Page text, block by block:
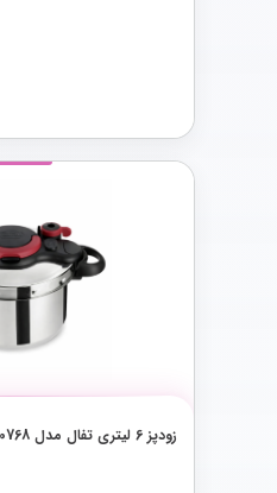
زودپز 6 لیتری تفال مدل P4620768